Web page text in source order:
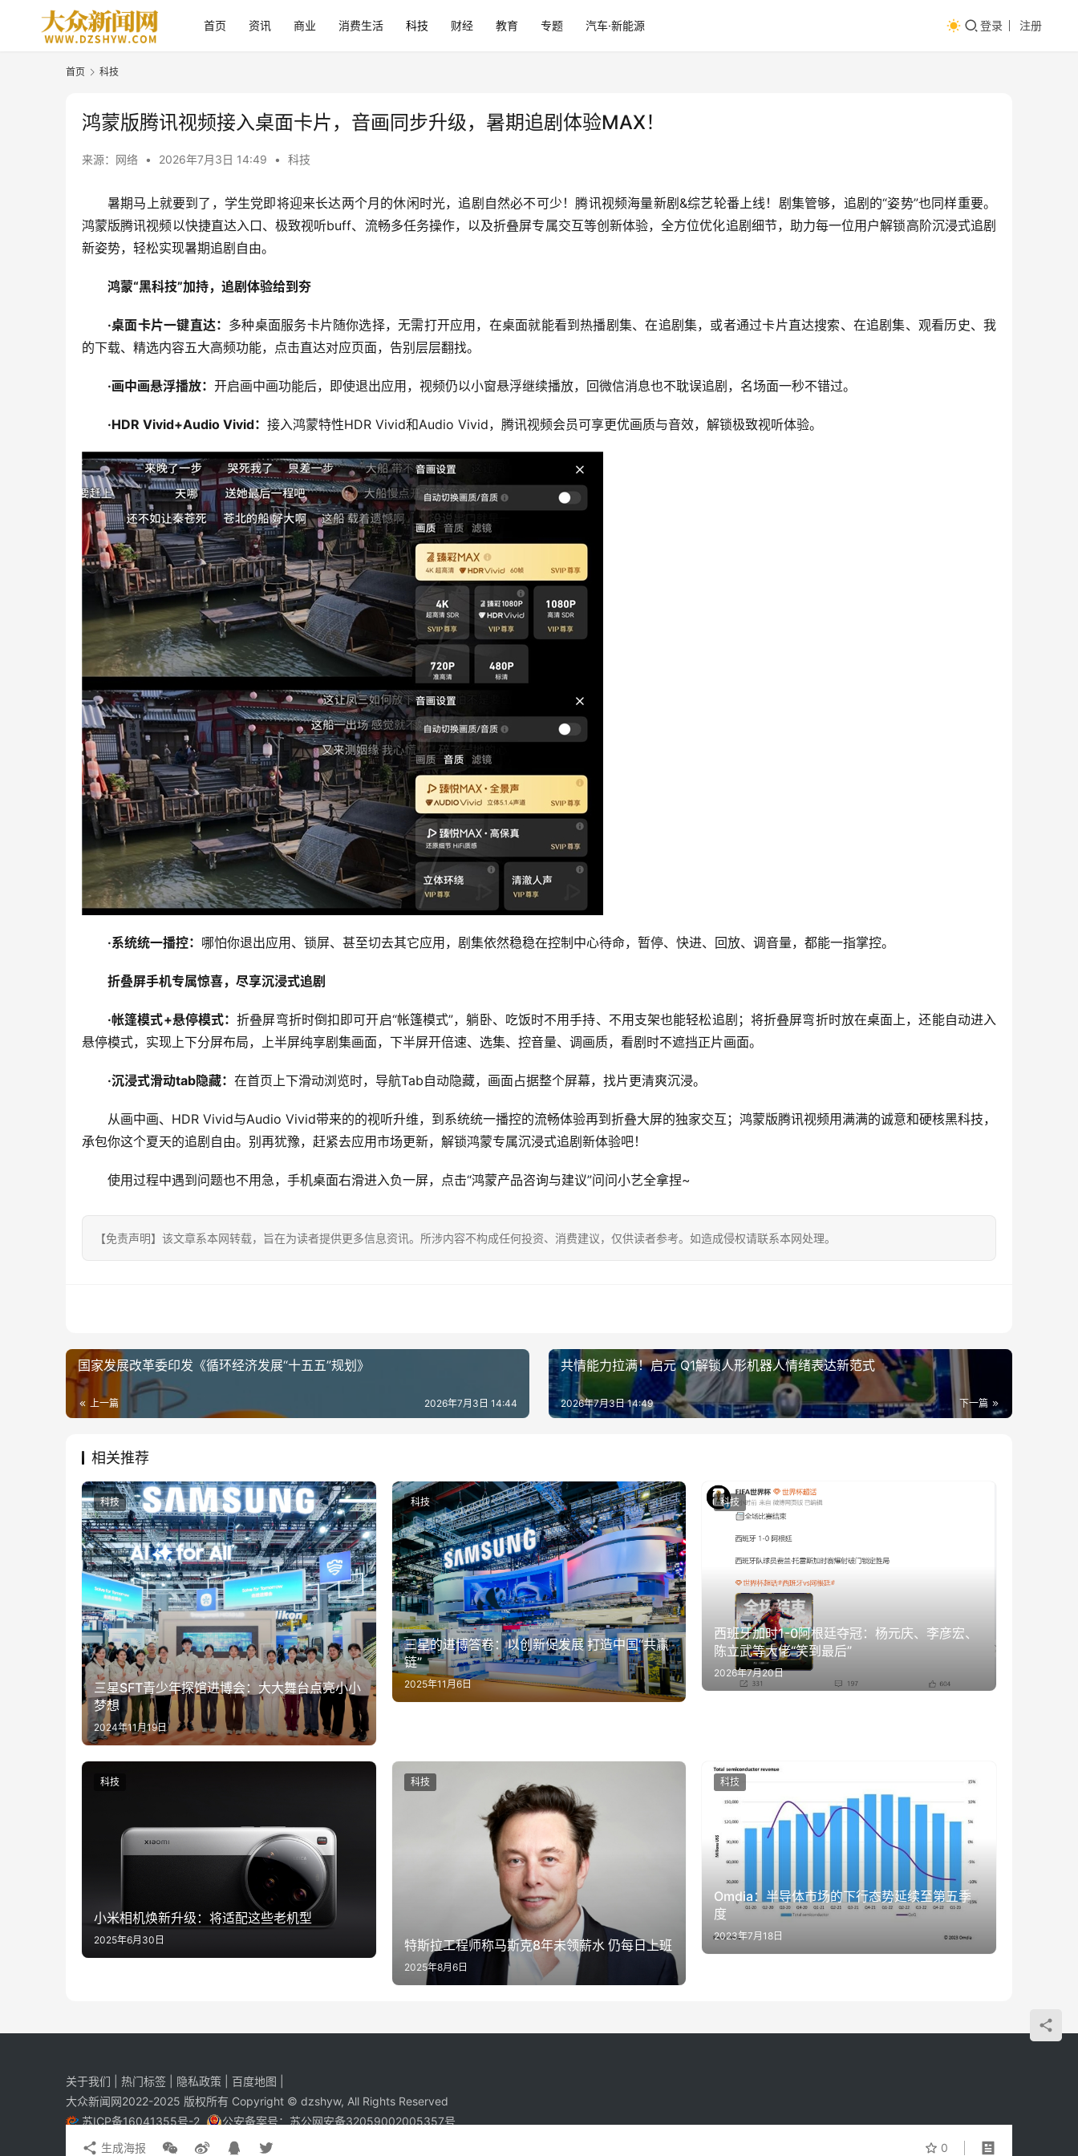
首页 资讯 商业 消费生活 科技 财经 教育 专题 汽车·新能源 登录 注册
首页 科技
鸿蒙版腾讯视频接入桌面卡片，音画同步升级，暑期追剧体验MAX！
来源：网络 • 2026年7月3日 14:49 • 科技
暑期马上就要到了，学生党即将迎来长达两个月的休闲时光，追剧自然必不可少！腾讯视频海量新剧&综艺轮番上线！剧集管够，追剧的“姿势”也同样重要。
鸿蒙版腾讯视频以快捷直达入口、极致视听buff、流畅多任务操作，以及折叠屏专属交互等创新体验，全方位优化追剧细节，助力每一位用户解锁高阶沉浸式追剧
新姿势，轻松实现暑期追剧自由。
鸿蒙“黑科技”加持， 追剧体验给到夯
·桌面卡片一键直达： 多种桌面服务卡片随你选择，无需打开应用，在桌面就能看到热播剧集、在追剧集，或者通过卡片直达搜索、在追剧集、观看历史、我
的下载、精选内容五大高频功能，点击直达对应页面，告别层层翻找。
·画中画悬浮播放： 开启画中画功能后，即使退出应用，视频仍以小窗悬浮继续播放，回微信消息也不耽误追剧，名场面一秒不错过。
·HDR Vivid+Audio Vivid： 接入鸿蒙特性HDR Vivid和Audio Vivid，腾讯视频会员可享更优画质与音效，解锁极致视听体验。
·系统统一播控： 哪怕你退出应用、锁屏、甚至切去其它应用，剧集依然稳稳在控制中心待命，暂停、快进、回放、调音量，都能一指掌控。
折叠屏手机专属惊喜， 尽享沉浸式追剧
·帐篷模式+悬停模式：折叠屏弯折时倒扣即可开启“帐篷模式”，躺卧、吃饭时不用手持、不用支架也能轻松追剧；将折叠屏弯折时放在桌面上，还能自动进入
悬停模式，实现上下分屏布局，上半屏纯享剧集画面，下半屏开倍速、选集、控音量、调画质，看剧时不遮挡正片画面。
·沉浸式滑动tab隐藏： 在首页上下滑动浏览时，导航Tab自动隐藏，画面占据整个屏幕，找片更清爽沉浸。
从画中画、HDR Vivid与Audio Vivid带来的的视听升维，到系统统一播控的流畅体验再到折叠大屏的独家交互；鸿蒙版腾讯视频用满满的诚意和硬核黑科技，
承包你这个夏天的追剧自由。别再犹豫，赶紧去应用市场更新，解锁鸿蒙专属沉浸式追剧新体验吧！
使用过程中遇到问题也不用急，手机桌面右滑进入负一屏，点击“鸿蒙产品咨询与建议”问问小艺全拿捏~
【免责声明】该文章系本网转载，旨在为读者提供更多信息资讯。所涉内容不构成任何投资、消费建议，仅供读者参考。如造成侵权请联系本网处理。
0
生成海报
国家发展改革委印发《循环经济发展“十五五”规划》
上一篇 2026年7月3日 14:44
共情能力拉满！启元 Q1解锁人形机器人情绪表达新范式
下一篇
2026年7月3日 14:49
相关推荐
三星SFT青少年探馆进博会：大大舞台点亮小小
梦想
2024年11月19日
科技
三星的进博答卷：以创新促发展 打造中国“共赢
链”
2025年11月6日
科技
西班牙加时1-0阿根廷夺冠：杨元庆、李彦宏、
陈立武等大佬“笑到最后”
2026年7月20日
科技
小米相机焕新升级：将适配这些老机型
2025年6月30日
科技
特斯拉工程师称马斯克8年未领薪水 仍每日上班
2025年8月6日
科技
Omdia：半导体市场的下行态势延续至第五季
度
2023年7月18日
科技
关于我们 热门标签 隐私政策 百度地图
大众新闻网2022-2025 版权所有 Copyright © dzshyw, All Rights Reserved
苏ICP备16041355号-2
公安备案号： 苏公网安备32059002005357号